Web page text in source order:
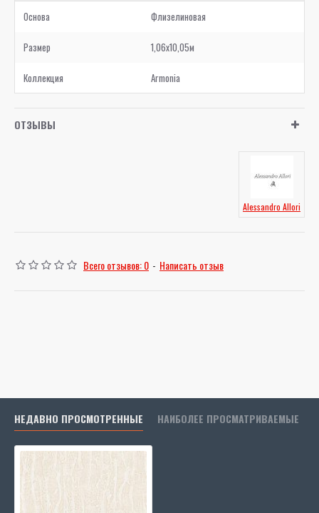
Основа Флизелиновая
Размер 1,06x10,05м
Коллекция Armonia
ОТЗЫВЫ
Alessandro Allori
Всего отзывов: 0 - Написать отзыв
НЕДАВНО ПРОСМОТРЕННЫЕ НАИБОЛЕЕ ПРОСМАТРИВАЕМЫЕ